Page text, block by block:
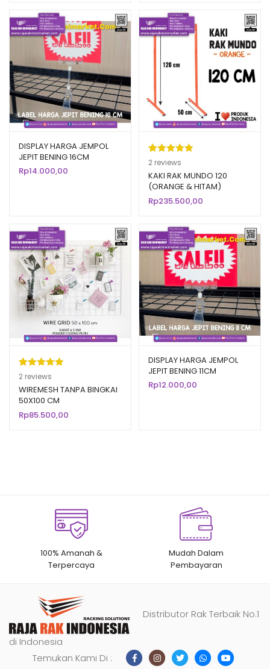
DISPLAY HARGA JEMPOL
JEPIT BENING 16CM
Rp14.000,00
Peringkat
5.00dari 5
berdasarka
n
2
penilaian
2 reviews
KAKI RAK MUNDO 120
(ORANGE & HITAM)
Rp235.500,00
Peringkat
5.00dari 5
berdasarka
n
2
penilaian
2 reviews
WIREMESH TANPA BINGKAI
50X100 CM
Rp85.500,00
DISPLAY HARGA JEMPOL
JEPIT BENING 11CM
Rp12.000,00
100% Amanah &
Terpercaya
Mudah Dalam
Pembayaran
Distributor Rak Terbaik No.1
di Indonesia
Temukan Kami Di :